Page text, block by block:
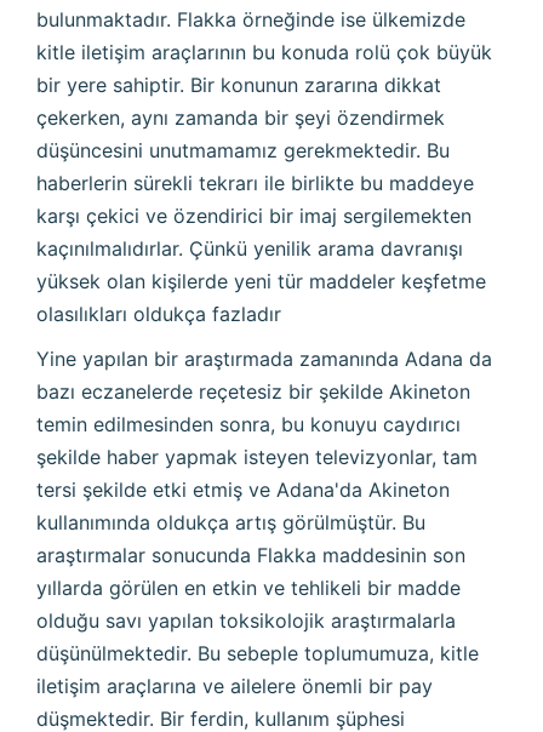
bulunmaktadır. Flakka örneğinde ise ülkemizde
kitle iletişim araçlarının bu konuda rolü çok büyük
bir yere sahiptir. Bir konunun zararına dikkat
çekerken, aynı zamanda bir şeyi özendirmek
düşüncesini unutmamamız gerekmektedir. Bu
haberlerin sürekli tekrarı ile birlikte bu maddeye
karşı çekici ve özendirici bir imaj sergilemekten
kaçınılmalıdırlar. Çünkü yenilik arama davranışı
yüksek olan kişilerde yeni tür maddeler keşfetme
olasılıkları oldukça fazladır
Yine yapılan bir araştırmada zamanında Adana da
bazı eczanelerde reçetesiz bir şekilde Akineton
temin edilmesinden sonra, bu konuyu caydırıcı
şekilde haber yapmak isteyen televizyonlar, tam
tersi şekilde etki etmiş ve Adana'da Akineton
kullanımında oldukça artış görülmüştür. Bu
araştırmalar sonucunda Flakka maddesinin son
yıllarda görülen en etkin ve tehlikeli bir madde
olduğu savı yapılan toksikolojik araştırmalarla
düşünülmektedir. Bu sebeple toplumumuza, kitle
iletişim araçlarına ve ailelere önemli bir pay
düşmektedir. Bir ferdin, kullanım şüphesi